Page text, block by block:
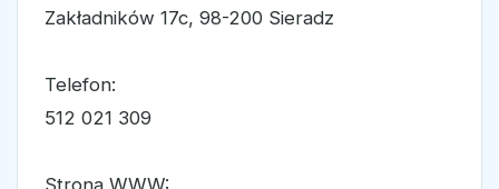
Zakładników 17c, 98-200 Sieradz
Telefon:
512 021 309